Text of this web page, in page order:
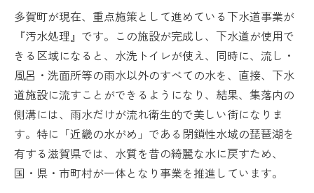
多賀町が現在、重点施策として進めている下水道事業が
『汚水処理』です。この施設が完成し、下水道が使用で
きる区域になると、水洗トイレが使え、同時に、流し・
風呂・洗面所等の雨水以外のすべての水を、直接、下水
道施設に流すことができるようになり、結果、集落内の
側溝には、雨水だけが流れ衛生的で美しい街になりま
す。特に「近畿の水がめ」である閉鎖性水域の琵琶湖を
有する滋賀県では、水質を昔の綺麗な水に戻すため、
国・県・市町村が一体となり事業を推進しています。